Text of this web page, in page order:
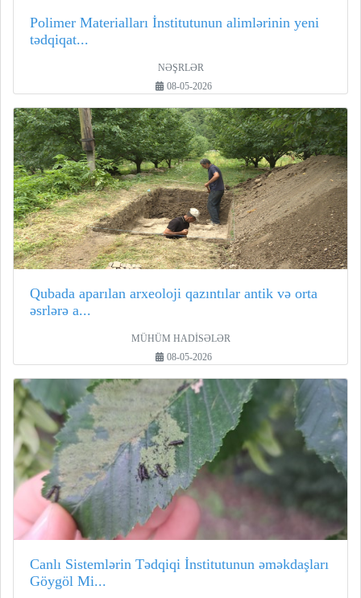
Polimer Materialları İnstitutunun alimlərinin yeni
tədqiqat...
NƏŞRLƏR
08-05-2026
Qubada aparılan arxeoloji qazıntılar antik və orta
əsrlərə a...
MÜHÜM HADİSƏLƏR
08-05-2026
Canlı Sistemlərin Tədqiqi İnstitutunun əməkdaşları
Göygöl Mi...